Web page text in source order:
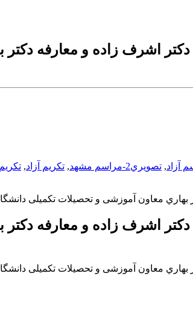
های دکتر اشرف زاده و
, تصويري2-مراسم مشهد , تکریم آزاد,
های دکتر اشرف زاده و